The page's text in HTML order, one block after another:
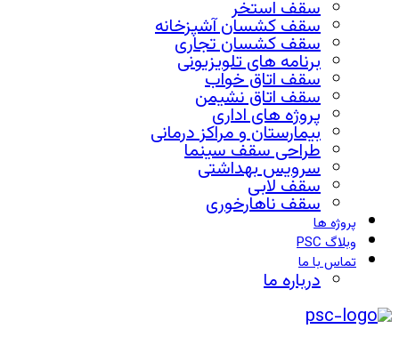
سقف استخر
سقف کشسان آشپزخانه
سقف کشسان تجاری
برنامه های تلویزیونی
سقف اتاق خواب
سقف اتاق نشیمن
پروژه های اداری
بیمارستان و مراکز درمانی
طراحی سقف سینما
سرویس بهداشتی
سقف لابی
سقف ناهارخوری
پروژه ها
وبلاگ PSC
تماس با ما
درباره ما